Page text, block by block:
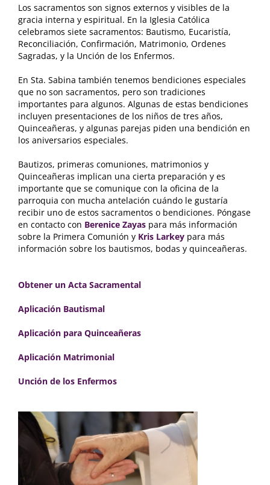
Los sacramentos son signos externos y visibles de la
gracia interna y espiritual. En la Iglesia Católica
celebramos siete sacramentos: Bautismo, Eucaristía,
Reconciliación, Confirmación, Matrimonio, Ordenes
Sagradas, y la Unción de los Enfermos.
En Sta. Sabina también tenemos bendiciones especiales
que no son sacramentos, pero son tradiciones
importantes para algunos. Algunas de estas bendiciones
incluyen presentaciones de los niños de tres años,
Quinceañeras, y algunas parejas piden una bendición en
los aniversarios especiales.
Bautizos, primeras comuniones, matrimonios y
Quinceañeras implican una cierta preparación y es
importante que se comunique con la oficina de la
parroquia con mucha antelación cuándo le gustaría
recibir uno de estos sacramentos o bendiciones. Póngase
en contacto con Berenice Zayaspara más información
sobre la Primera Comunión y Kris Larkeypara más
información sobre los bautismos, bodas y quinceañeras.
Obtener un Acta Sacramental
Aplicación Bautismal
Aplicación para Quinceañeras
Aplicación Matrimonial
Unción de los Enfermos